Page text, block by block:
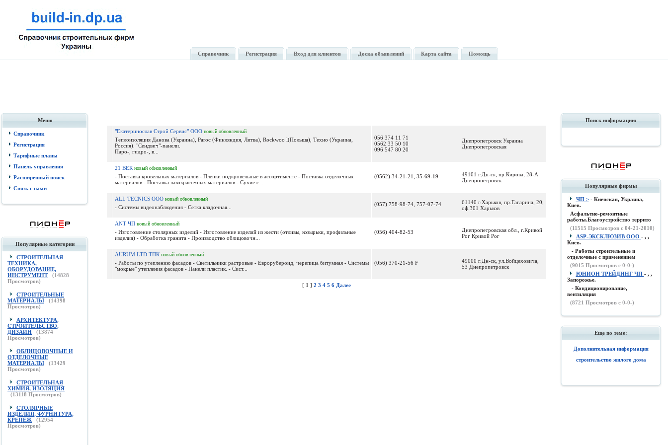
Справочник Регистрация Вход для клиентов Доска объявлений Карта сайта Помощь
Меню
Справочник
Регистрация
Тарифные планы
Панель управления
Расширенный поиск
Связь с нами
Популярные категории
СТРОИТЕЛЬНАЯ
ТЕХНИКА,
ОБОРУДОВАНИЕ,
ИНСТРУМЕНТ
(14828
Просмотров)
СТРОИТЕЛЬНЫЕ
МАТЕРИАЛЫ
(14398
Просмотров)
АРХИТЕКТУРА,
СТРОИТЕЛЬСТВО,
ДИЗАЙН
(13874
Просмотров)
ОБЛИЦОВОЧНЫЕ И
ОТДЕЛОЧНЫЕ
МАТЕРИАЛЫ
(13429
Просмотров)
СТРОИТЕЛЬНАЯ
ХИМИЯ, ИЗОЛЯЦИЯ
(13118 Просмотров)
СТОЛЯРНЫЕ
ИЗДЕЛИЯ, ФУРНИТУРА,
КРЕПЕЖ
(12954
Просмотров)
"Екатеринослав Строй Сервис" ООО новый обновленный
Теплоизоляция Данова (Украина), Paroc (Финляндия, Литва), Rockwoo l(Польша), Техно (Украина,
Россия). "Сендвич"-панели.
Паро-, гидро-, в...
056 374 11 71
0562 33 50 10
096 547 80 20
Днепропетровск Украина
Днепропетровская
21 ВЕК новый обновленный
- Поставка кровельных материалов - Пленки подкровельные в ассортименте - Поставка отделочных
материалов - Поставка лакокрасочных материалов - Сухие с...
(0562) 34-21-21, 35-69-19
49101 г.Дн-ск, пр.Кирова, 28-А
Днепропетровск
ALL TECNICS ООО новый обновленный
- Системы видеонаблюдения - Сетка кладочная... (057) 758-98-74, 757-07-74
61140 г.Харьков, пр.Гагарина, 20,
оф.301 Харьков
ANT ЧП новый обновленный
- Изготовление столярных изделий - Изготовление изделий из жести (отливы, козырьки, профильные
изделия) - Обработка гранита - Производство облицовочн...
(056) 404-82-53
Днепропетровская обл., г.Кривой
Рог Кривой Рог
AURUM LTD ТПК новый обновленный
- Работы по утеплению фасадов - Светильники растровые - Еврорубероид, черепица битумная - Системы
"мокрые" утепления фасадов - Панели пластик. - Сист...
(056) 370-21-56 F
49000 г.Дн-ск, ул.Войцеховича,
53 Днепропетровск
[ 1 ] 2 3 4 5 6 Далее
Поиск информации:
Популярные фирмы
ЧП >- Киевская, Украина,
Киев.
Асфальтно-ремонтные
работы.Благоустройство террито
(11515 Просмотров с 04-21-2010)
ASP-ЭКСКЛЮЗИВ ООО - , ,
Киев.
- Работы строительные и
отделочные с применением
(9015 Просмотров с 0-0-)
ЮНИОН ТРЕЙДИНГ ЧП - , ,
Запорожье.
- Кондиционирование,
вентиляция
(8721 Просмотров с 0-0-)
Еще по теме:
Дополнительная информация
строительство жилого дома